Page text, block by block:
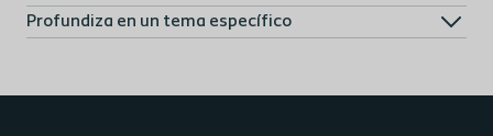
Profundiza en un tema específico